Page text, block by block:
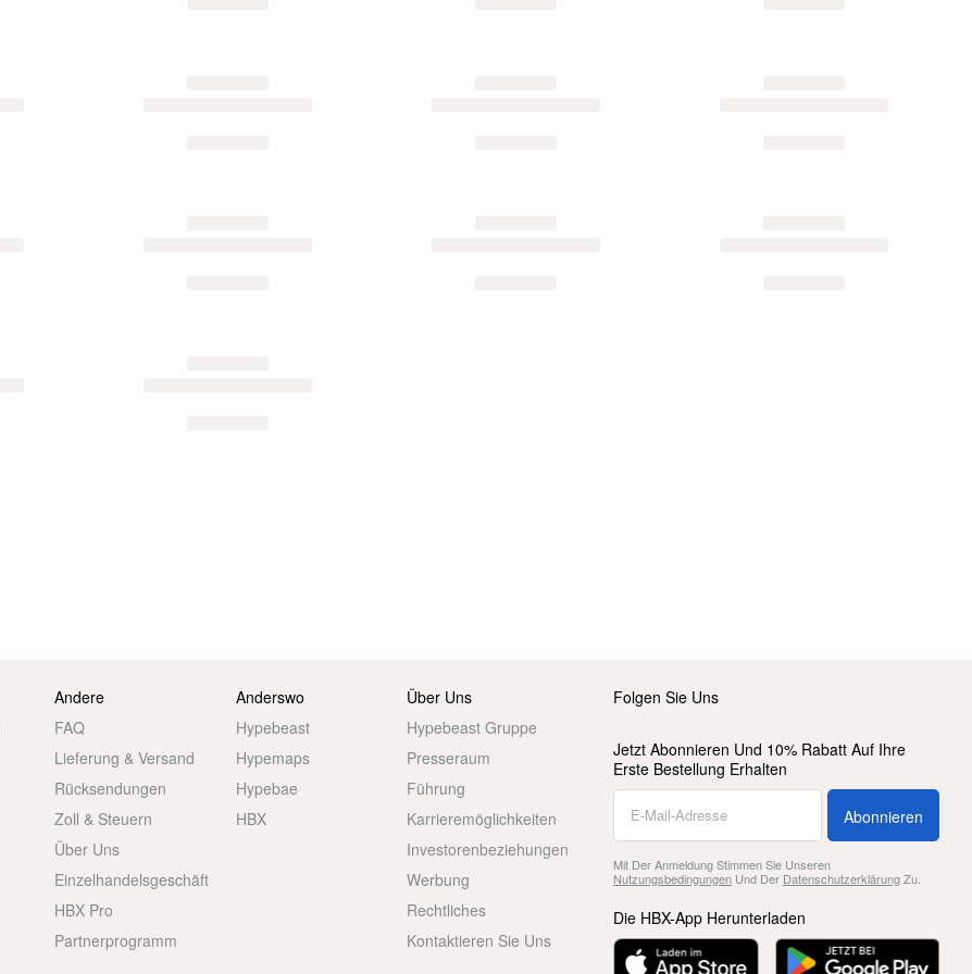
Andere
FAQ
Lieferung & Versand
Rücksendungen
Zoll & Steuern
Über Uns
Einzelhandelsgeschäft
HBX Pro
Partnerprogramm
Anderswo
Hypebeast
Hypemaps
Hypebae
HBX
Über Uns
Hypebeast Gruppe
Presseraum
Führung
Karrieremöglichkeiten
Investorenbeziehungen
Werbung
Rechtliches
Kontaktieren Sie Uns
Folgen Sie Uns
Jetzt Abonnieren Und 10% Rabatt Auf Ihre
Erste Bestellung Erhalten
Abonnieren
Mit Der Anmeldung Stimmen Sie Unseren
NutzungsbedingungenUnd Der DatenschutzerklärungZu.
Die HBX-App Herunterladen